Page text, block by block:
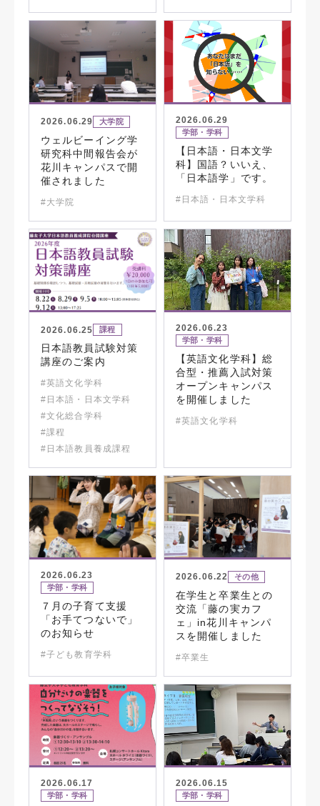
2026.06.29 大学院
ウェルビーイング学
研究科中間報告会が
花川キャンパスで開
催されました
#大学院
2026.06.29
学部・学科
【日本語・日本文学
科】国語？いいえ、
「日本語学」です。
#日本語・日本文学科
2026.06.25 課程
日本語教員試験対策
講座のご案内
#英語文化学科
#日本語・日本文学科
#文化総合学科
#課程
#日本語教員養成課程
2026.06.23
学部・学科
【英語文化学科】総
合型・推薦入試対策
オープンキャンパス
を開催しました
#英語文化学科
2026.06.23
学部・学科
７月の子育て支援
「お手てつないで」
のお知らせ
#子ども教育学科
2026.06.22 その他
在学生と卒業生との
交流「藤の実カフ
ェ」in花川キャンパ
スを開催しました
#卒業生
2026.06.17
学部・学科
2026.06.15
学部・学科